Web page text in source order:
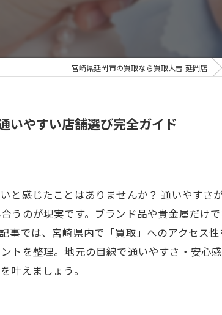
宮崎県延岡市の買取なら買取大吉 延岡店
いやすい店舗選び完全ガイド
と感じたことはありませんか？ 通いやす
うのが現実です。ブランド品や貴金属だけ
事では、宮崎県内で「買取」へのアクセス
トを整理。地元の目線で通いやすさ・安心
叶えましょう。